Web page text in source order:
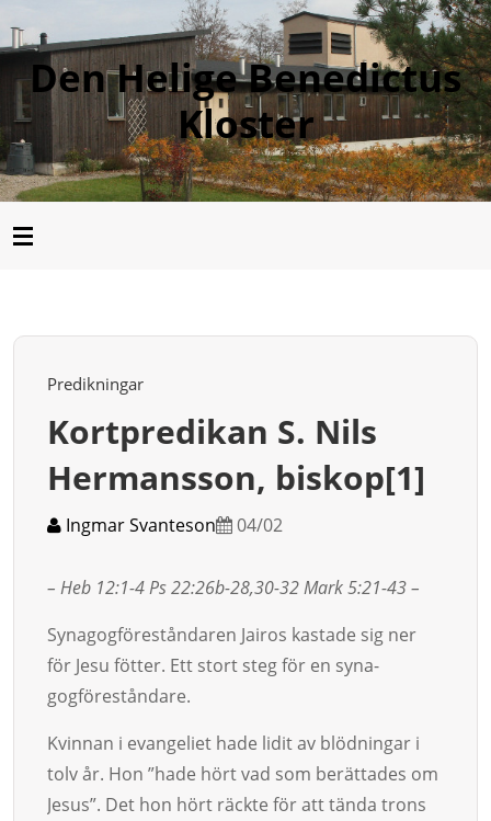
Den Helige Benedictus
Kloster
Predikningar
Kortpredikan S. Nils
Hermansson, biskop[1]
Ingmar Svanteson 04/02
– Heb 12:1-4 Ps 22:26b-28,30-32 Mark 5:21-43 –
Syna­gogföreståndaren Jairos kastade sig ner
för Jesu föt­ter. Ett stort steg för en syna­
gogföreståndare.
Kvinnan i evangeliet hade lidit av blödningar i
tolv år. Hon ”hade hört vad som be­rät­tades om
Jesus”. Det hon hört räckte för att tända trons